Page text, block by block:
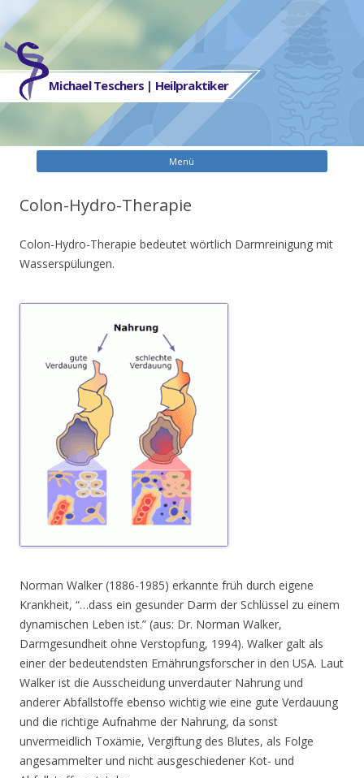
Michael Teschers | Heilpraktiker
Menü
Zum
Colon-Hydro-Therapie
Colon-Hydro-Therapie bedeutet wörtlich Darmreinigung mit
Wasserspülungen.
Norman Walker (1886-1985) erkannte früh durch eigene
Krankheit, “…dass ein gesunder Darm der Schlüssel zu einem
dynamischen Leben ist.” (aus: Dr. Norman Walker,
Darmgesundheit ohne Verstopfung, 1994). Walker galt als
einer der bedeutendsten Ernährungsforscher in den USA. Laut
Walker ist die Ausscheidung unverdauter Nahrung und
anderer Abfallstoffe ebenso wichtig wie eine gute Verdauung
und die richtige Aufnahme der Nahrung, da sonst
unvermeidlich Toxämie, Vergiftung des Blutes, als Folge
angesammelter und nicht ausgeschiedener Kot- und